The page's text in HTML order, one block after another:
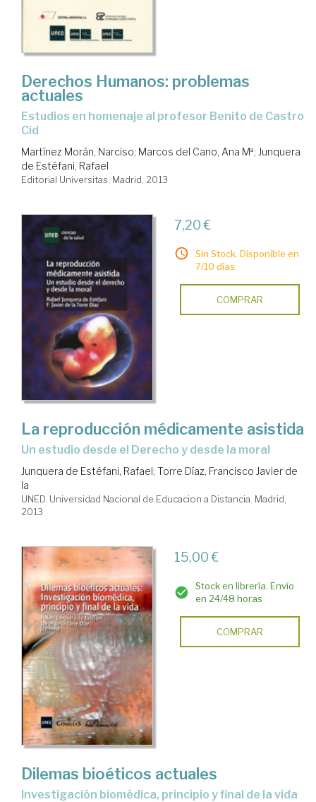
Derechos Humanos: problemas
actuales
estudios en homenaje al profesor Benito de Castro
Cid
Martínez Morán, Narciso; Marcos del Cano, Ana Mª; Junquera
de Estéfani, Rafael
Editorial Universitas. Madrid, 2013
7,20 €
Sin Stock. Disponible en
7/10 días.
COMPRAR
La reproducción médicamente asistida
un estudio desde el Derecho y desde la moral
Junquera de Estéfani, Rafael; Torre Díaz, Francisco Javier de
la
UNED. Universidad Nacional de Educacion a Distancia. Madrid,
2013
15,00 €
Stock en librería. Envío
en 24/48 horas
COMPRAR
Dilemas bioéticos actuales
investigación biomédica, principio y final de la vida